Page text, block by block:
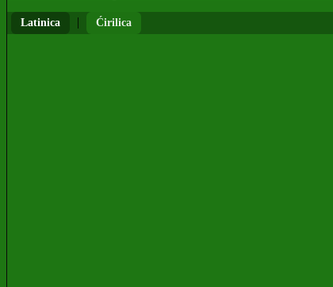
Latinica | Ćirilica